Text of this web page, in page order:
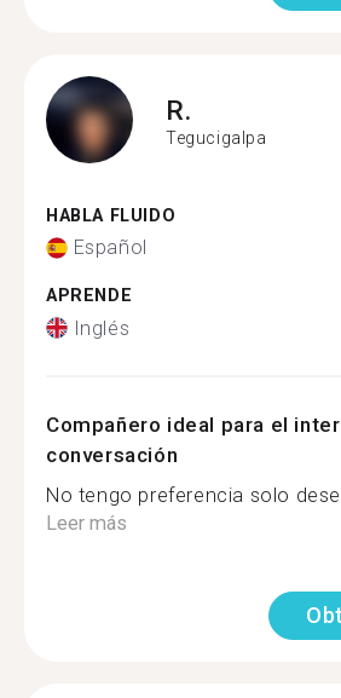
R.
Tegucigalpa
HABLA FLUIDO
Español
APRENDE
Inglés
Compañero ideal para el
conversación
No tengo preferencia solo
Leer más